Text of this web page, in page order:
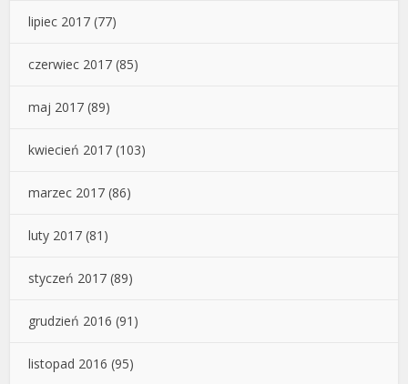
lipiec 2017 (77)
czerwiec 2017 (85)
maj 2017 (89)
kwiecień 2017 (103)
marzec 2017 (86)
luty 2017 (81)
styczeń 2017 (89)
grudzień 2016 (91)
listopad 2016 (95)